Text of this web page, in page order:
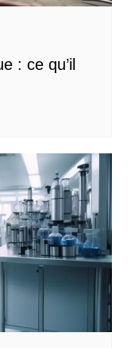
: ce qu’il